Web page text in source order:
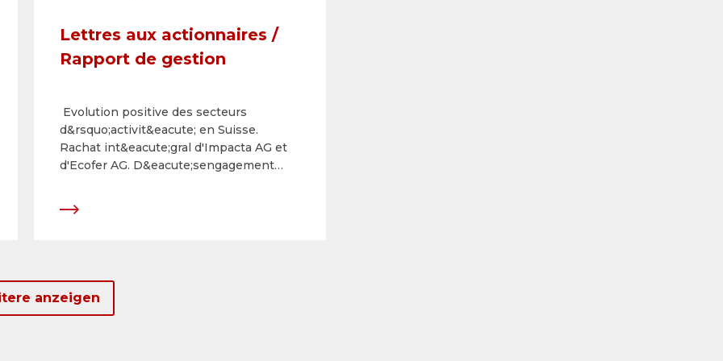
Lettres aux actionnaires /
Rapport de gestion
Evolution positive des secteurs
d&rsquo;activit&eacute; en Suisse.
Rachat int&eacute;gral d'Impacta AG et
d'Ecofer AG. D&eacute;sengagement
R&eacute;duction
revenus et bilan solide.
Dividende/dividende extraordinaire de
anzeigen